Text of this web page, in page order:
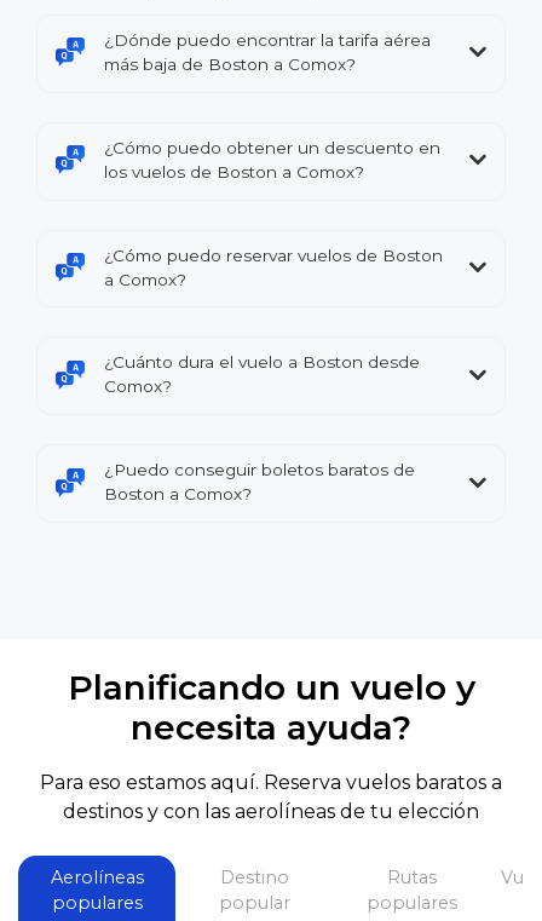
¿Dónde puedo encontrar la tarifa aérea
más baja de Boston a Comox?
¿Cómo puedo obtener un descuento en
los vuelos de Boston a Comox?
¿Cómo puedo reservar vuelos de Boston
a Comox?
¿Cuánto dura el vuelo a Boston desde
Comox?
¿Puedo conseguir boletos baratos de
Boston a Comox?
Planificando un vuelo y
necesita ayuda?
Para eso estamos aquí. Reserva vuelos baratos a
destinos y con las aerolíneas de tu elección
Aerolíneas
populares
Destino
popular
Rutas
populares